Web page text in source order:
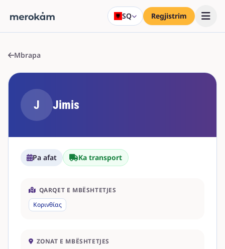
SQ Regjistrim
Mbrapa
J Jimis
Pa afat Ka transport
QARQET E MBËSHTETJES
Κορινθίας
ZONAT E MBËSHTETJES